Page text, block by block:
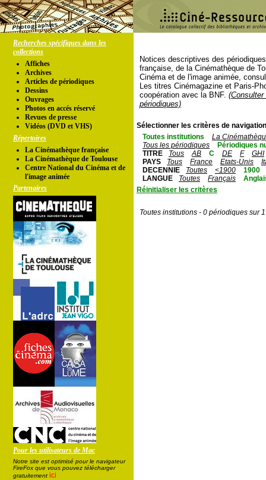
Recherches spécifiques dans les
collections
Affiches
Archives
Articles de périodiques
Dessins
Ouvrages
Photos en accés réservé
Revues de presse
Vidéos (DVD et VHS)
Répertoires
La Cinémathèque française
La Cinémathèque de Toulouse
Centre National du Cinéma et de
l'image animée
Partenaires
Pour les utilisateurs de Mac
Notre site est optimisé pour le navigateur
FireFox que vous pouvez télécharger
gratuitement ici
Notices descriptives des
française, de la Cinémathèque de
Cinéma et de l'image animée,
Les titres Cinémagazine et Paris-
coopération avec la BNF.
périodiques)
Sélectionner les critères de
Toutes institutions
La
Tous les périodiques
Périodiques
TITRE
Tous AB C DE F
GHI
PAYS
Tous France Etats-Unis
DECENNIE
Toutes <1900
1900
LANGUE
Toutes Français
Réinitialiser les critères
Toutes institutions - 0 périodiques sur